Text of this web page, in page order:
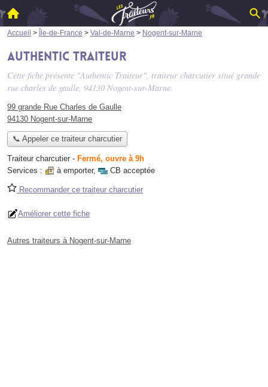
Accueil > Île-de-France > Val-de-Marne > Nogent-sur-Marne
Authentic Traiteur
Cette fiche présente "Authentic Traiteur", traiteur charcutier situé grande
rue charles de gaulle, 94130 Nogent-sur-Marne.
99 grande Rue Charles de Gaulle
94130 Nogent-sur-Marne
📞 Appeler ce traiteur charcutier
Traiteur charcutier - Fermé, ouvre à 9h
Services :
à emporter, CB acceptée
Recommander ce traiteur charcutier
Améliorer cette fiche
Autres traiteurs à Nogent-sur-Marne